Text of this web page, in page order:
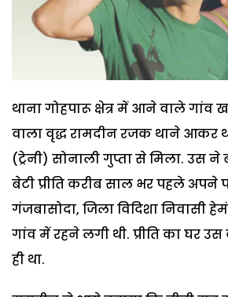
थाना गोहपारू क्षेत्र में आने वाले गांव
वाला वृद्ध रामदीन रजक थाने आकर
(ट्रेनी) सोनाली गुप्ता से मिला. उस
बेटी प्रीति करीब साल भर पहले अपने
गंजबासोदा, जिला विदिशा निवासी
गांव में रहने लगी थी. प्रीति का घर
ही था.